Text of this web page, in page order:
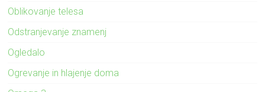
Oblikovanje telesa
Odstranjevanje znamenj
Ogledalo
Ogrevanje in hlajenje doma